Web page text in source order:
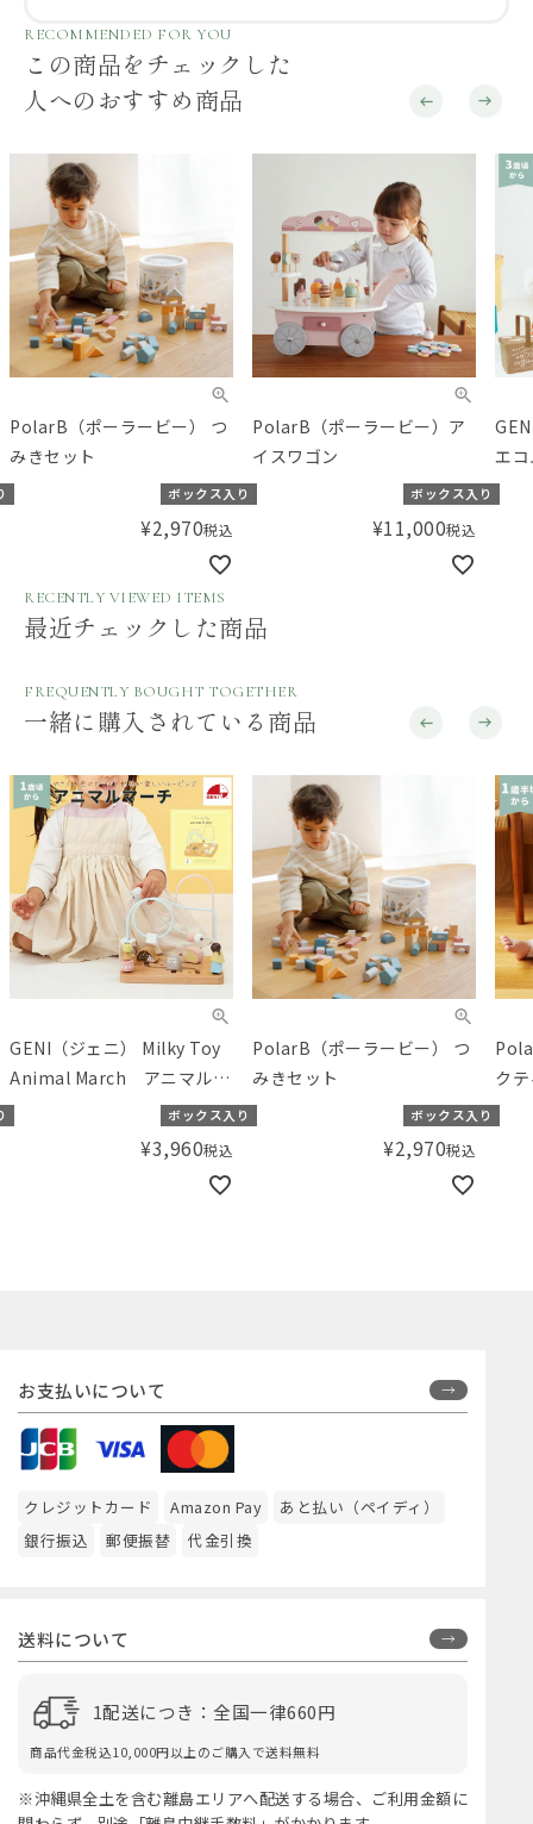
RECOMMENDED FOR YOU
この商品をチェックした
人へのおすすめ商品
PolarB（ポーラービー）ア
イスワゴン
ボックス入り
11,000税込
GENI（ジェニ）ecomugi (
エコムギ ) PICNIC PARTY
SET ピクニックパーティー
1,980税込
は
ダー
RECENTLY VIEWED ITEMS
最近チェックした商品
FREQUENTLY BOUGHT TOGETHER
一緒に購入されている商品
PolarB（ポーラービー） つ
みきセット
ボックス入り
¥2,970税込
PolarB（ポーラービー） ア
クティビティボックス
ボックス入り
¥6,050税込
み
お支払いについて
クレジットカード Amazon Pay
あと払い（ペイディ）
銀行振込
郵便振替 代金引換
送料について
1配送につき：全国一律660円
商品代金税込10,000円以上のご購入で送料無料
※沖縄県全土を含む離島エリアへ配送する場合、ご利用金額に